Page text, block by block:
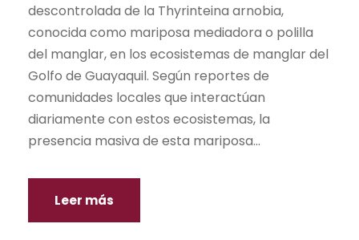
descontrolada de la Thyrinteina arnobia,
conocida como mariposa mediadora o polilla
del manglar, en los ecosistemas de manglar del
Golfo de Guayaquil. Según reportes de
comunidades locales que interactúan
diariamente con estos ecosistemas, la
presencia masiva de esta mariposa...
Leer más